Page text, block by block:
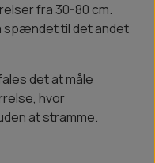
fra 30-80 cm.
spændet til det andet
det at måle
hvor
at stramme.